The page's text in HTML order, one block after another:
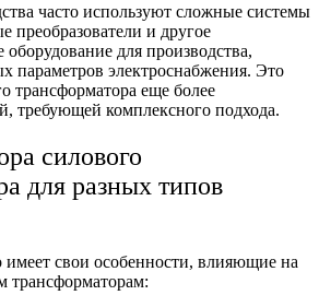
часто используют сложные системы
преобразователи и другое
оборудование для производства,
параметров электроснабжения. Это
трансформатора еще более
требующей комплексного подхода.
силового
для разных типов
имеет свои особенности, влияющие на
трансформаторам: